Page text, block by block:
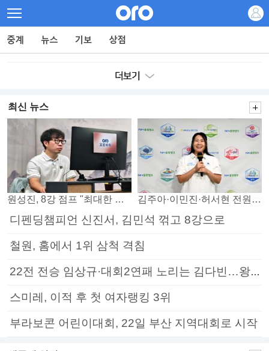
최신 뉴스
원성진, 8강 점프 "최대한 승자조에서 버티겠다" 김주아·이민진·허서현 전원 승리… 평택, 부안 꺾고 5연승
디펜딩챔피언 신진서, 김민석 꺾고 8강으로
철원, 홈에서 1위 삼척 격침
22전 전승 임상규·대회2연패 노리는 김다빈…왕중왕전 16강 7일부터
스미레, 이적 후 첫 여자랭킹 3위
부라보콘 어린이대회, 22일 부산 지역대회로 시작